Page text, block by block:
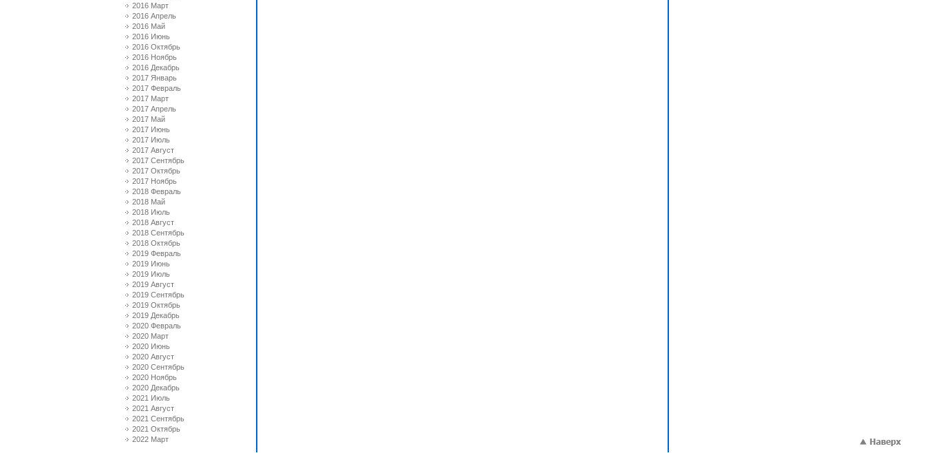
2016 Март
2016 Апрель
2016 Май
2016 Июнь
2016 Октябрь
2016 Ноябрь
2016 Декабрь
2017 Январь
2017 Февраль
2017 Март
2017 Апрель
2017 Май
2017 Июнь
2017 Июль
2017 Август
2017 Сентябрь
2017 Октябрь
2017 Ноябрь
2018 Февраль
2018 Май
2018 Июль
2018 Август
2018 Сентябрь
2018 Октябрь
2019 Февраль
2019 Июнь
2019 Июль
2019 Август
2019 Сентябрь
2019 Октябрь
2019 Декабрь
2020 Февраль
2020 Март
2020 Июнь
2020 Август
2020 Сентябрь
2020 Ноябрь
2020 Декабрь
2021 Июль
2021 Август
2021 Сентябрь
2021 Октябрь
2022 Март